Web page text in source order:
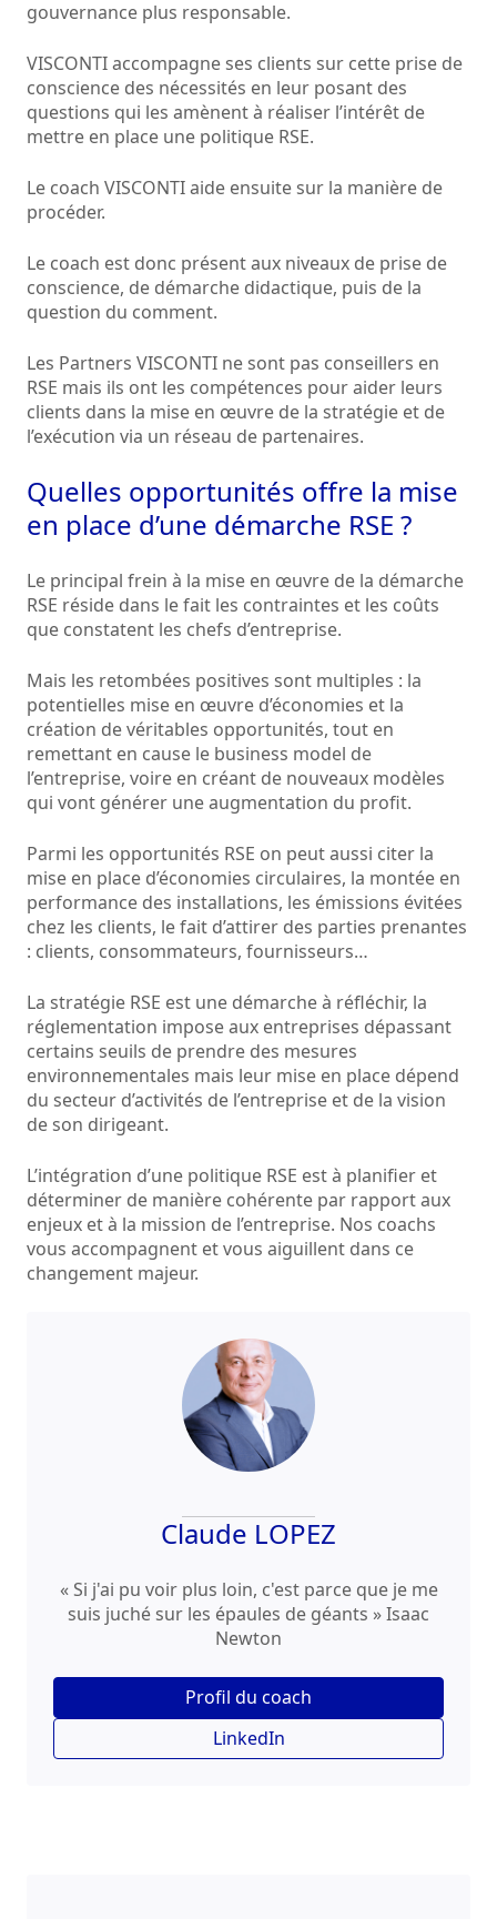
gouvernance plus responsable.
VISCONTI accompagne ses clients sur cette prise de
conscience des nécessités en leur posant des
questions qui les amènent à réaliser l’intérêt de
mettre en place une politique RSE.
Le coach VISCONTI aide ensuite sur la manière de
procéder.
Le coach est donc présent aux niveaux de prise de
conscience, de démarche didactique, puis de la
question du comment.
Les Partners VISCONTI ne sont pas conseillers en
RSE mais ils ont les compétences pour aider leurs
clients dans la mise en œuvre de la stratégie et de
l’exécution via un réseau de partenaires.
Quelles opportunités offre la mise
en place d’une démarche RSE ?
Le principal frein à la mise en œuvre de la démarche
RSE réside dans le fait les contraintes et les coûts
que constatent les chefs d’entreprise.
Mais les retombées positives sont multiples : la
potentielles mise en œuvre d’économies et la
création de véritables opportunités, tout en
remettant en cause le business model de
l’entreprise, voire en créant de nouveaux modèles
qui vont générer une augmentation du profit.
Parmi les opportunités RSE on peut aussi citer la
mise en place d’économies circulaires, la montée en
performance des installations, les émissions évitées
chez les clients, le fait d’attirer des parties prenantes
: clients, consommateurs, fournisseurs…
La stratégie RSE est une démarche à réfléchir, la
réglementation impose aux entreprises dépassant
certains seuils de prendre des mesures
environnementales mais leur mise en place dépend
du secteur d’activités de l’entreprise et de la vision
de son dirigeant.
L’intégration d’une politique RSE est à planifier et
déterminer de manière cohérente par rapport aux
enjeux et à la mission de l’entreprise. Nos coachs
vous accompagnent et vous aiguillent dans ce
changement majeur.
Claude LOPEZ
« Si j'ai pu voir plus loin, c'est parce que je me
suis juché sur les épaules de géants » Isaac
Newton
Profil du coach
LinkedIn